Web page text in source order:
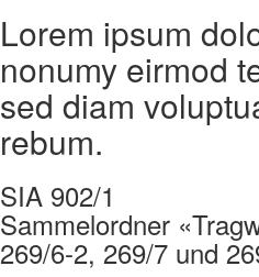
Lorem ipsum
nonumy eirmod
sed diam
rebum.
SIA 902/1
Sammelordner
269/6-2, 269/7 und